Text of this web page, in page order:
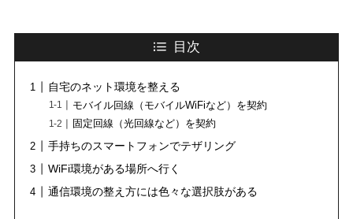
目次
自宅のネット環境を整える
モバイル回線（モバイルWiFiなど）を契約
固定回線（光回線など）を契約
手持ちのスマートフォンでテザリング
WiFi環境がある場所へ行く
通信環境の整え方には色々な選択肢がある